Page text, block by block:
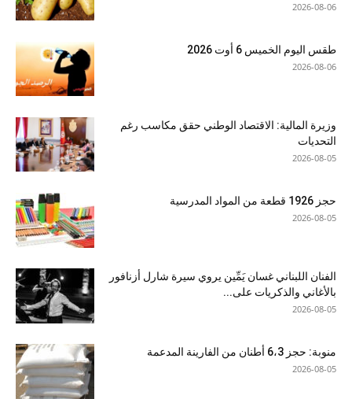
2026-08-06
طقس اليوم الخميس 6 أوت 2026
2026-08-06
وزيرة المالية: الاقتصاد الوطني حقق مكاسب رغم
التحديات
2026-08-05
حجز 1926 قطعة من المواد المدرسية
2026-08-05
الفنان اللبناني غسان يَمِّين يروي سيرة شارل أزنافور
بالأغاني والذكريات على...
2026-08-05
منوبة: حجز 6،3 أطنان من الفارينة المدعمة
2026-08-05